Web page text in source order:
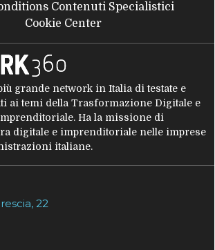
Contenuti Specialistici
Cookie Center
grande network in Italia di testate e
ai temi della Trasformazione Digitale e
Ha la missione di
digitale e imprenditoriale nelle imprese
italiane.
22